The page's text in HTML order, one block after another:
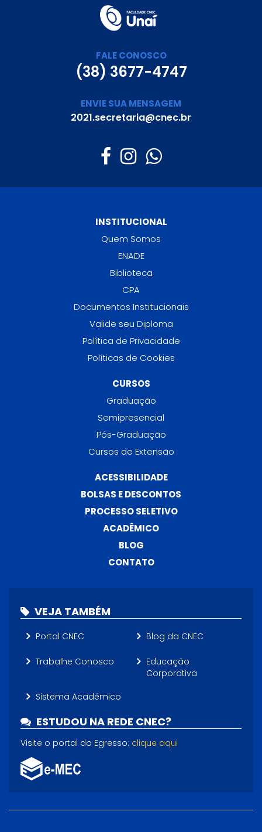
FALE CONOSCO
(38) 3677-4747
ENVIE SUA MENSAGEM
2021.secretaria@cnec.br
INSTITUCIONAL
Quem Somos
ENADE
Biblioteca
CPA
Documentos Institucionais
Valide seu Diploma
Política de Privacidade
Políticas de Cookies
CURSOS
Graduação
Semipresencial
Pós-Graduação
Cursos de Extensão
ACESSIBILIDADE
BOLSAS E DESCONTOS
PROCESSO SELETIVO
ACADÊMICO
BLOG
CONTATO
VEJA TAMBÉM
Portal CNEC Blog da CNEC
Trabalhe Conosco
Educação
Corporativa
Sistema Acadêmico
ESTUDOU NA REDE CNEC?
Visite o portal do Egresso: clique aqui